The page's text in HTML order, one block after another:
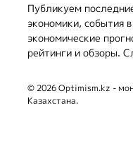
Публикуем
экономики, события
экономические
рейтинги и обзоры.
© 2026 Optimism.kz -
Казахстана.